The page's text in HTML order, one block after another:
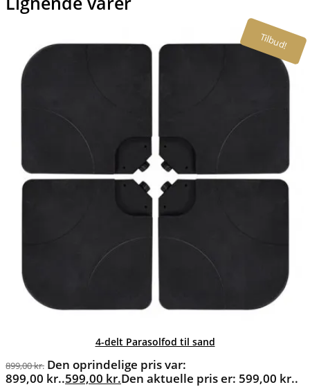
Tilbud!
4-delt Parasolfod til sand
899,00kr. Den oprindelige pris var:
899,00 kr..599,00 kr.Den aktuelle pris er: 599,00 kr..